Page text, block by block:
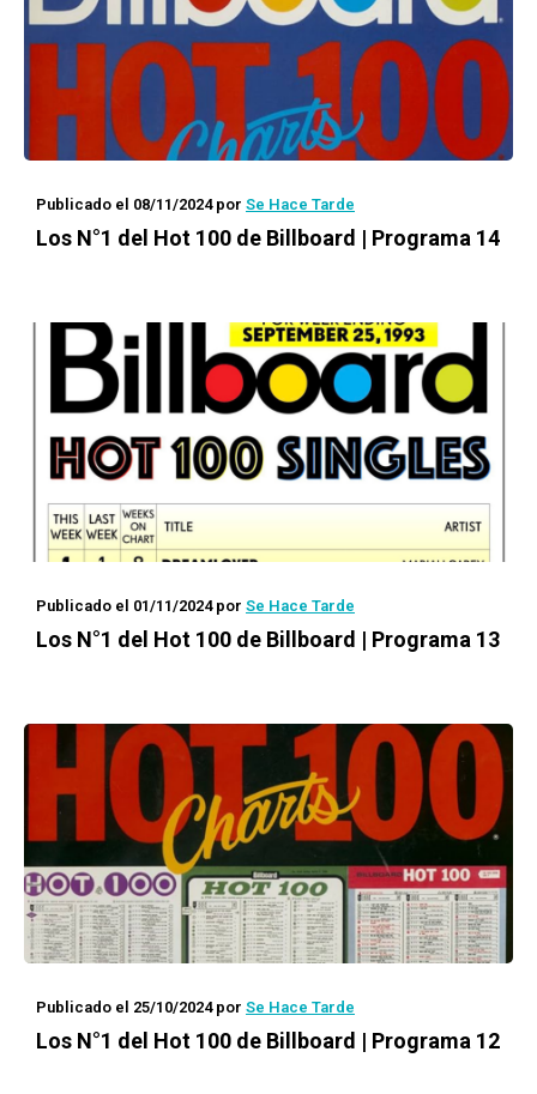
Publicado el 08/11/2024por Se Hace Tarde
Los N°1 del Hot 100 de Billboard | Programa 14
Publicado el 01/11/2024por Se Hace Tarde
Los N°1 del Hot 100 de Billboard | Programa 13
Publicado el 25/10/2024por Se Hace Tarde
Los N°1 del Hot 100 de Billboard | Programa 12